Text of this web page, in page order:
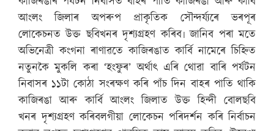
আংলং জিলাৰ অপৰুপ প্ৰাকৃতিক সৌন্দৰ্য্যৰে ভৰপূৰ
লোকেচনত উক্ত ছবিখনৰ দৃশ্যগ্ৰহণ কৰিব৷ জানিব পৰা মতে
অভিনেত্ৰী কংগনা ৰাণাৱতে কাজিৰঙাত কাৰ্বি নামেৰে চিহ্নিত
নতুনকৈ মুকলি কৰা ‘হংফুৰ’ অৰ্থাৎ এৰি থোৱা বাৰি পৰ্যটন
নিবাসৰ ১১টা কোঠা সংৰক্ষণ কৰি পাঁচ দিন বাহৰ পাতি থাকি
কাজিৰঙা আৰু কাৰ্বি আংলং জিলাত উক্ত হিন্দী বোলছবি
খনৰ দৃশ্যগ্ৰহণ কৰিবলগীয়া লোকেচন পৰিদৰ্শন কৰি নিৰ্বাচন